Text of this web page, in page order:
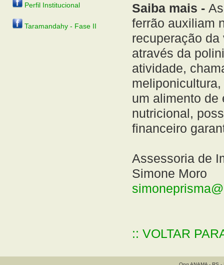
Perfil Institucional
Taramandahy - Fase II
Saiba mais -
ferrão auxiliam
recuperação
através da
atividade,
um alimento de
nutricional,
financeiro
Assessoria de
Simone Moro
:: VOLTAR